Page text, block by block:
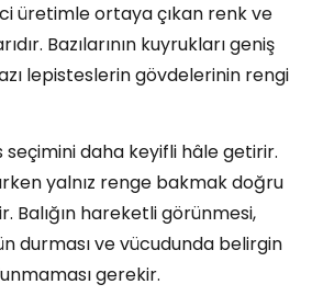
üretimle ortaya çıkan renk ve
Bazılarının kuyrukları geniş
lepisteslerin gövdelerinin rengi
seçimini daha keyifli hâle getirir.
yalnız renge bakmak doğru
Balığın hareketli görünmesi,
durması ve vücudunda belirgin
gerekir.